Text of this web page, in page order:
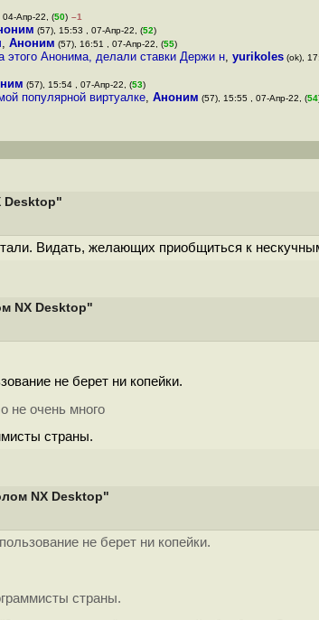
04-Апр-22, (50) –1
(57), 15:53 , 07-Апр-22, (52)
, Аноним (57), 16:51 , 07-Апр-22, (55)
Анонима, делали ставки Держи н, yurikoles (ok),
(57), 15:54 , 07-Апр-22, (53)
популярной виртуалке, Аноним (57), 15:55 , 07-Апр-22, (54
Desktop"
Видать, желающих приобщиться к
NX Desktop"
не берет ни копейки.
не очень много
страны.
NX Desktop"
не берет ни копейки.
страны.